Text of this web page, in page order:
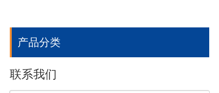
产品分类
联系我们